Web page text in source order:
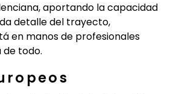
aportando la capacidad
detalle del trayecto,
en manos de profesionales
todo.